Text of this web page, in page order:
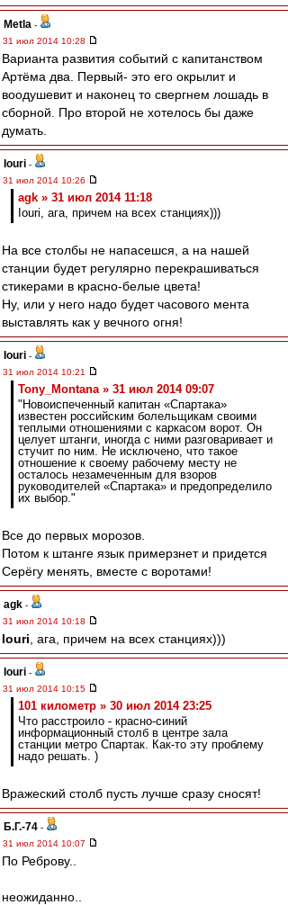
Metla -
31 июл 2014 10:28
Варианта развития событий с капитанством
Артёма два. Первый- это его окрылит и
воодушевит и наконец то свергнем лошадь в
сборной. Про второй не хотелось бы даже
думать.
Iouri -
31 июл 2014 10:26
agk » 31 июл 2014 11:18
Iouri, ага, причем на всех станциях)))
На все столбы не напасешся, а на нашей
станции будет регулярно перекрашиваться
стикерами в красно-белые цвета!
Ну, или у него надо будет часового мента
выставлять как у вечного огня!
Iouri -
31 июл 2014 10:21
Tony_Montana » 31 июл 2014 09:07
"Новоиспеченный капитан «Спартака»
известен российским болельщикам своими
теплыми отношениями с каркасом ворот. Он
целует штанги, иногда с ними разговаривает и
стучит по ним. Не исключено, что такое
отношение к своему рабочему месту не
осталось незамеченным для взоров
руководителей «Спартака» и предопределило
их выбор."
Все до первых морозов.
Потом к штанге язык примерзнет и придется
Серёгу менять, вместе с воротами!
agk -
31 июл 2014 10:18
Iouri , ага, причем на всех станциях)))
Iouri -
31 июл 2014 10:15
101 километр » 30 июл 2014 23:25
Что расстроило - красно-синий
информационный столб в центре зала
станции метро Спартак. Как-то эту проблему
надо решать. )
Вражеский столб пусть лучше сразу сносят!
Б.Г.-74 -
31 июл 2014 10:07
По Реброву..
неожиданно..